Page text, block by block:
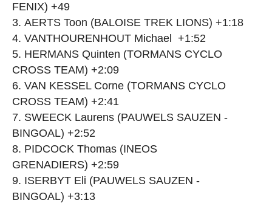
FENIX) +49
AERTS Toon (BALOISE TREK LIONS) +1:18
VANTHOURENHOUT Michael +1:52
HERMANS Quinten (TORMANS CYCLO
CROSS TEAM) +2:09
VAN KESSEL Corne (TORMANS CYCLO
CROSS TEAM) +2:41
SWEECK Laurens (PAUWELS SAUZEN -
BINGOAL) +2:52
PIDCOCK Thomas (INEOS
GRENADIERS) +2:59
ISERBYT Eli (PAUWELS SAUZEN -
BINGOAL) +3:13